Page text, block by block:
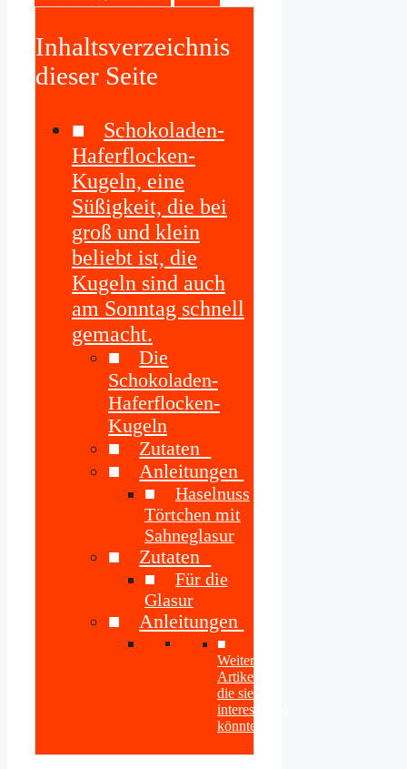
Inhaltsverzeichnis
dieser Seite
Schokoladen-
Haferflocken-
Kugeln, eine
Süßigkeit, die bei
groß und klein
beliebt ist, die
Kugeln sind auch
am Sonntag schnell
gemacht.
Die
Schokoladen-
Haferflocken-
Kugeln
Zutaten
Anleitungen
Haselnuss
Törtchen mit
Sahneglasur
Zutaten
Für die
Glasur
Anleitungen
Weitere
Artikel
die sie
interessieren
könnten